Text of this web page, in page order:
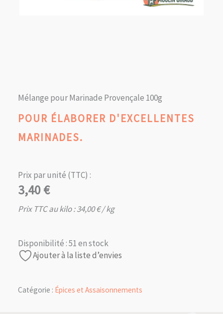
Mélange pour Marinade Provençale 100g
POUR ÉLABORER D'EXCELLENTES
MARINADES.
Prix par unité (TTC) :
3,40€
Prix TTC au kilo :34,00€/ kg
Disponibilité :51 en stock
Ajouter à la liste d’envies
Catégorie : Épices et Assaisonnements